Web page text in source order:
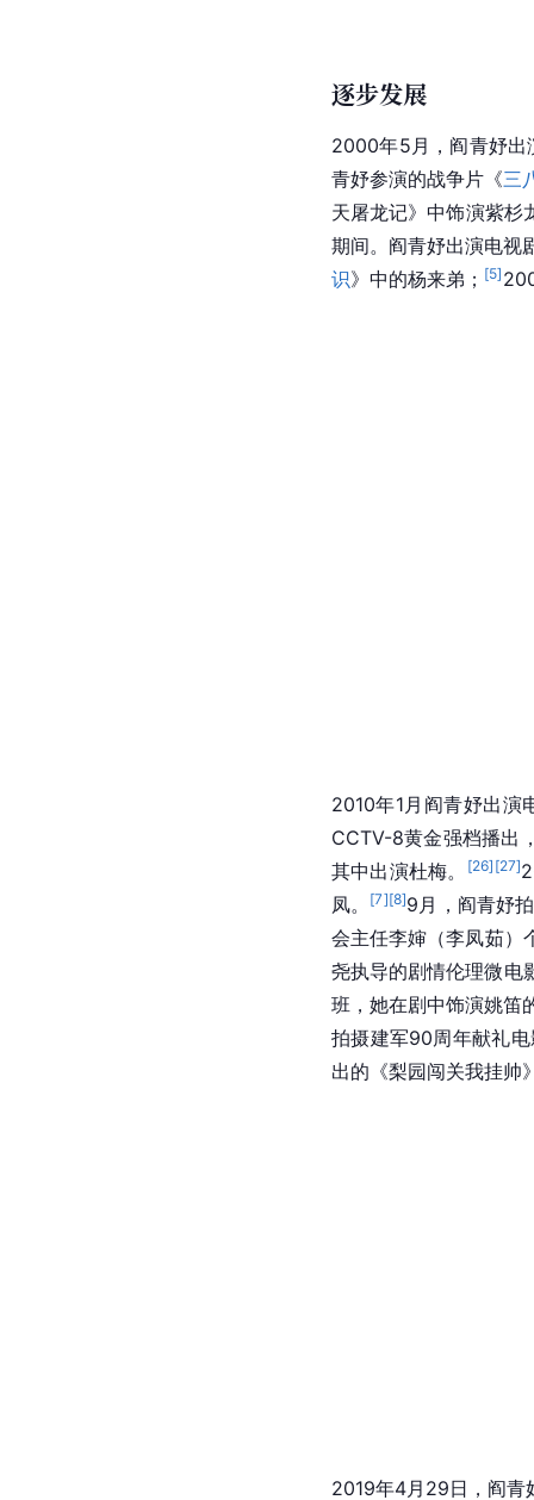
逐步发展
2000年5月，阎青妤出
青妤参演的战争片《三
天屠龙记》中饰演紫杉
期间。阎青妤出演电视
识》中的杨来弟； [5]
2010年1月阎青妤出演
CCTV-8黄金强档播出
其中出演杜梅。
[26] [27]
凤。
[7][8]9月，阎青妤
会主任李婶（李凤茹）
尧执导的剧情伦理微电
班，她在剧中饰演姚笛
拍摄建军90周年献礼
出的《梨园闯关我挂帅
2019年4月29日，阎青